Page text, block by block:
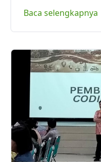
Baca selengkapnya